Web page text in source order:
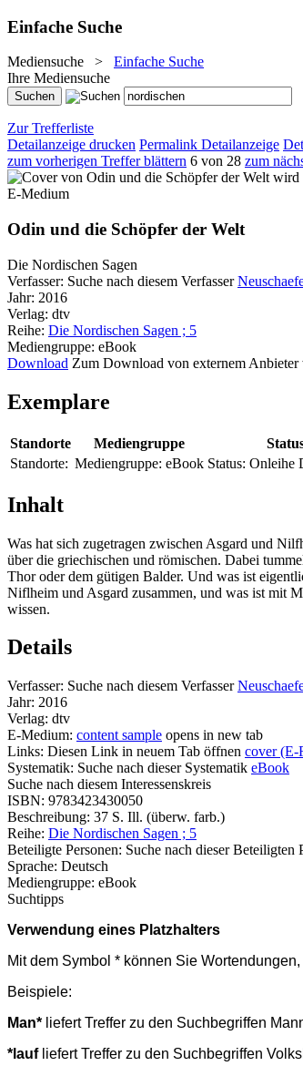
Einfache Suche
Mediensuche > Einfache Suche
Ihre Mediensuche
Zur Trefferliste
Detailanzeige drucken Permalink Detailanzeige
zum vorherigen Treffer blättern 6 von 28 zum
wird
E-Medium
Odin und die Schöpfer der Welt
Die Nordischen Sagen
Verfasser: Suche nach diesem Verfasser
Jahr: 2016
Verlag: dtv
Reihe: Die Nordischen Sagen ; 5
Mediengruppe: eBook
Download Zum Download von externem
Exemplare
Standorte Mediengruppe
Standorte: Mediengruppe: eBook Status: Onleihe
Inhalt
Was hat sich zugetragen zwischen Asgard und
über die griechischen und römischen. Dabei
Thor oder dem gütigen Balder. Und was ist
Niflheim und Asgard zusammen, und was ist mit
wissen.
Details
Verfasser: Suche nach diesem Verfasser
Jahr: 2016
Verlag: dtv
E-Medium: content sample opens in new tab
Links: Diesen Link in neuem Tab öffnen cover (E-
Systematik: Suche nach dieser Systematik eBook
Suche nach diesem Interessenskreis
ISBN: 9783423430050
Beschreibung: 37 S. Ill. (überw. farb.)
Reihe: Die Nordischen Sagen ; 5
Beteiligte Personen: Suche nach dieser Beteiligten
Sprache: Deutsch
Mediengruppe: eBook
Suchtipps
Verwendung eines Platzhalters
Mit dem Symbol * können Sie
Beispiele:
Man* liefert Treffer zu den Suchbegriffen
*lauf liefert Treffer zu den Suchbegriffen